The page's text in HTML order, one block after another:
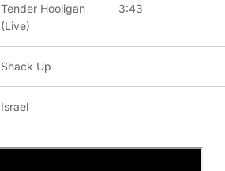
Tender Hooligan
(Live)
3:43
Shack Up
Israel